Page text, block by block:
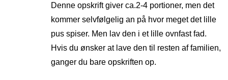
Denne opskrift giver ca.2-4 portioner, men det
kommer selvfølgelig an på hvor meget det lille
pus spiser. Men lav den i et lille ovnfast fad.
Hvis du ønsker at lave den til resten af familien,
ganger du bare opskriften op.